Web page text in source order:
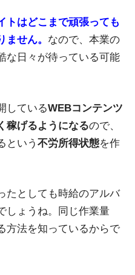
トはどこまで頑張っても
せん。 なので、本業の
な日々が待っている可能
しているWEBコンテンツ
稼げるようになるので、
という 不労所得状態を作
たとしても時給のアルバ
しょうね。同じ作業量
方法を知っているからで